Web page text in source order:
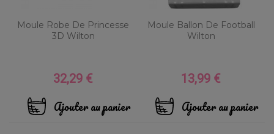
Moule Robe De Princesse
3D Wilton
Prix
32,29 €
Ajouter au panier
Moule Ballon De Football
Wilton
Prix
13,99 €
Ajouter au panier